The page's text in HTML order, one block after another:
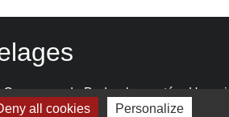
Commune de Bodrogkeresztúr - Hongrie
all cookies Personalize